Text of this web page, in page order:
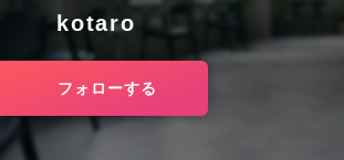
kotaro
フォローする